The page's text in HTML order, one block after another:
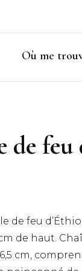
Où me
feu
de feu
de haut.
cm,